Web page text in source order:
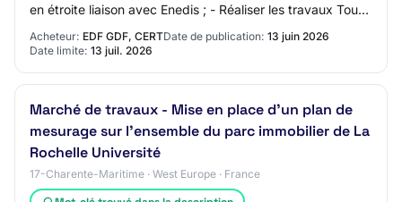
en étroite liaison avec Enedis ; - Réaliser les travaux Tout
Acheteur: EDF GDF, CERTDate de publication: 13 juin 2026
Date limite: 13 juil. 2026
Marché de travaux - Mise en place d’un plan de
mesurage sur l’ensemble du parc immobilier de La
Rochelle Université
17-Charente-Maritime · West Europe · France